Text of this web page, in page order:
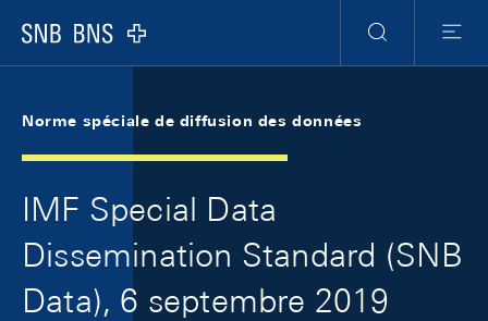
Logo
RechercheMenu
Norme spéciale de diffusion des données
IMF Special Data
Dissemination Standard (SNB
Data), 6 septembre 2019